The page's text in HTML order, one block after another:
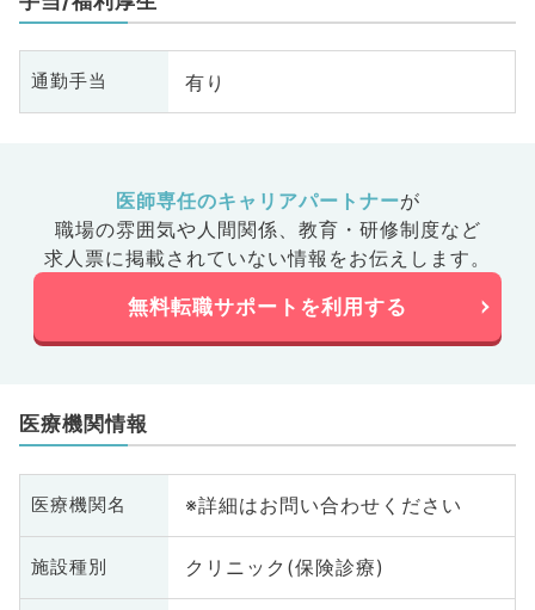
通勤手当 有り
医師専任のキャリアパートナーが
職場の雰囲気や人間関係、 教育・研修制度など
求人票に掲載されていない情報をお伝えします。
無料転職サポートを利用する
医療機関情報
医療機関名 ※詳細はお問い合わせください
施設種別 クリニック(保険診療)